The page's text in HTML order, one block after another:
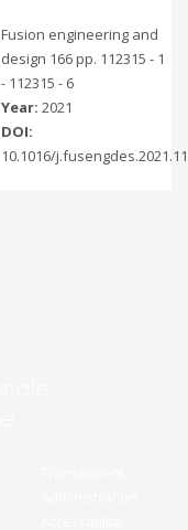
Fusion engineering and
design 166 pp. 112315 - 1
- 112315 - 6
Year: 2021
DOI:
10.1016/